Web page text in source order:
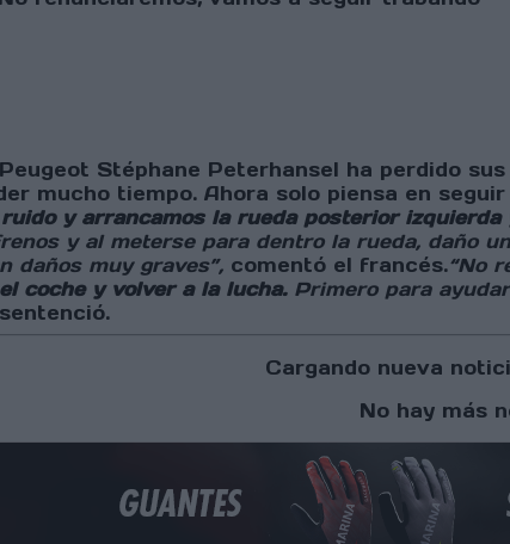
Stéphane Peterhansel ha perdido
mucho tiempo. Ahora solo piensa en
y arrancamos la rueda posterior
y al meterse para dentro la rueda, daño
daños muy graves”, comentó el francés.“No
coche y volver a la lucha.Primero para
sentenció.
Cargando nueva
No hay más